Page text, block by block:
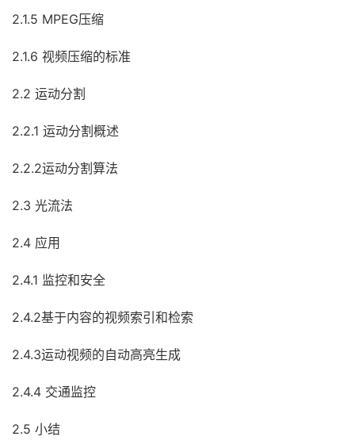
2.1.5 MPEG压缩
2.1.6 视频压缩的标准
2.2 运动分割
2.2.1 运动分割概述
2.2.2运动分割算法
2.3 光流法
2.4 应用
2.4.1 监控和安全
2.4.2基于内容的视频索引和检索
2.4.3运动视频的自动高亮生成
2.4.4 交通监控
2.5 小结